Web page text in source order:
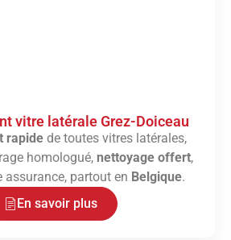
vitre latérale Grez-Doiceau
rapidede toutes vitres latérales,
homologué, nettoyage offert,
assurance, partout en Belgique.
En savoir plus